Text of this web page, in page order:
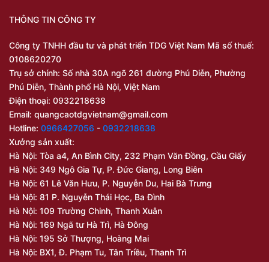
THÔNG TIN CÔNG TY
Công ty TNHH đầu tư và phát triển TDG Việt Nam Mã số thuế:
0108620270
Trụ sở chính: Số nhà 30A ngõ 261 đường Phú Diễn, Phường
Phú Diễn, Thành phố Hà Nội, Việt Nam
Điện thoại: 0932218638
Email: quangcaotdgvietnam@gmail.com
Hotline: 0966427056 - 0932218638
Xưởng sản xuất:
Hà Nội: Tòa a4, An Bình City, 232 Phạm Văn Đồng, Cầu Giấy
Hà Nội: 349 Ngô Gia Tự, P. Đức Giang, Long Biên
Hà Nội: 61 Lê Văn Hưu, P. Nguyễn Du, Hai Bà Trưng
Hà Nội: 81 P. Nguyễn Thái Học, Ba Đình
Hà Nội: 109 Trường Chinh, Thanh Xuân
Hà Nội: 169 Ngã tư Hà Trì, Hà Đông
Hà Nội: 195 Sở Thượng, Hoàng Mai
Hà Nội: BX1, Đ. Phạm Tu, Tân Triều, Thanh Trì